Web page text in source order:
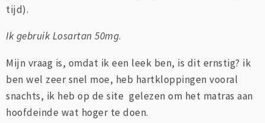
tijd).
Ik gebruik Losartan 50mg.
Mijn vraag is, omdat ik een leek ben, is dit ernstig? ik
ben wel zeer snel moe, heb hartkloppingen vooral
snachts, ik heb op de site gelezen om het matras aan
hoofdeinde wat hoger te doen.